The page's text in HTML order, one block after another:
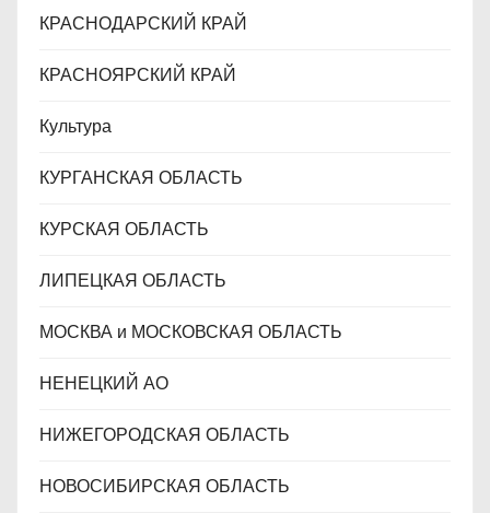
КРАСНОДАРСКИЙ КРАЙ
КРАСНОЯРСКИЙ КРАЙ
Культура
КУРГАНСКАЯ ОБЛАСТЬ
КУРСКАЯ ОБЛАСТЬ
ЛИПЕЦКАЯ ОБЛАСТЬ
МОСКВА и МОСКОВСКАЯ ОБЛАСТЬ
НЕНЕЦКИЙ АО
НИЖЕГОРОДСКАЯ ОБЛАСТЬ
НОВОСИБИРСКАЯ ОБЛАСТЬ